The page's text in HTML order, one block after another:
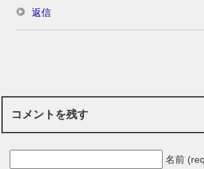
返信
コメントを残す
名前